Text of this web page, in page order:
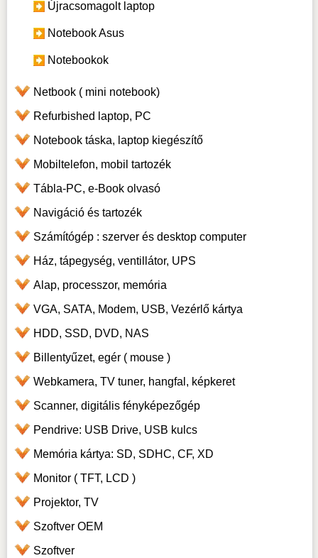
Újracsomagolt laptop
Notebook Asus
Notebookok
Netbook ( mini notebook)
Refurbished laptop, PC
Notebook táska, laptop kiegészítő
Mobiltelefon, mobil tartozék
Tábla-PC, e-Book olvasó
Navigáció és tartozék
Számítógép : szerver és desktop computer
Ház, tápegység, ventillátor, UPS
Alap, processzor, memória
VGA, SATA, Modem, USB, Vezérlő kártya
HDD, SSD, DVD, NAS
Billentyűzet, egér ( mouse )
Webkamera, TV tuner, hangfal, képkeret
Scanner, digitális fényképezőgép
Pendrive: USB Drive, USB kulcs
Memória kártya: SD, SDHC, CF, XD
Monitor ( TFT, LCD )
Projektor, TV
Szoftver OEM
Szoftver